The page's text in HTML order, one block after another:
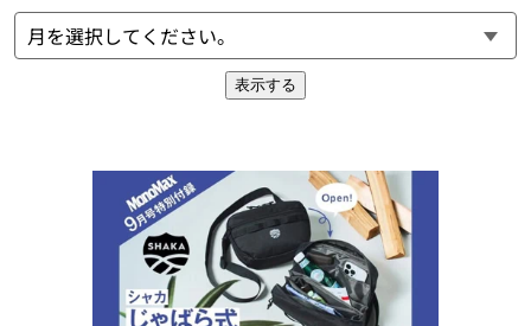
表示する